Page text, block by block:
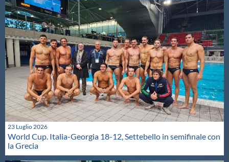
23 Luglio 2026
World Cup. Italia-Georgia 18-12, Settebello in semifinale con
la Grecia